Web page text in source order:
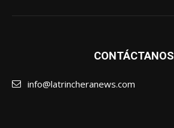
CONTÁCTANOS
info@latrincheranews.com